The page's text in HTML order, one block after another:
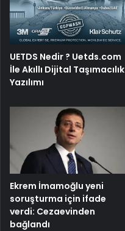
UETDS Nedir ? Uetds.com
İle Akıllı Dijital Taşımacılık
Yazılımı
Ekrem İmamoğlu yeni
soruşturma için ifade
verdi: Cezaevinden
bağlandı